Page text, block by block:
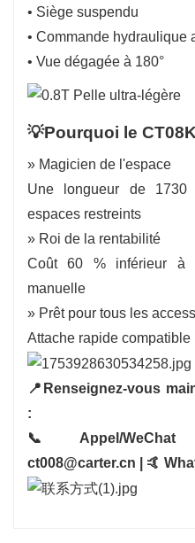
• Siège suspendu
• Commande hydraulique
• Vue dégagée à 180°
💡Pourquoi le
» Magicien de l'espace
Une longueur de
espaces restreints
» Roi de la rentabilité
Coût 60 % inférieur à
manuelle
» Prêt pour tous les
Attache rapide compatible
📍Renseignez-vous
:
📞 Appel/WeChat
ct008@carter.cn | 🤙